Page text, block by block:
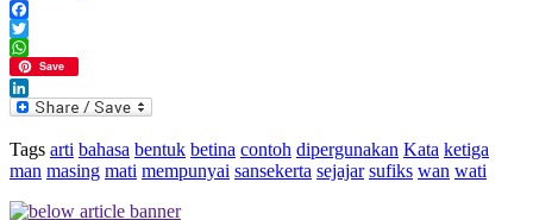
Facebook
Twitter
WhatsApp
Save
LinkedIn
Tags arti bahasa bentuk betina contoh dipergunakan Kata ketiga
man masing mati mempunyai sansekerta sejajar sufiks wan wati